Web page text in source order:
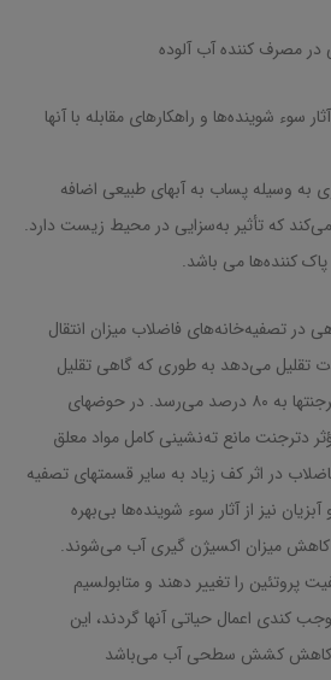
سوء شوینده‌ها و راهکارهای مقابله با آنها
به وسیله پساب به آبهای طبیعی اضافه
که تأثیر به‌سزایی در محیط زیست دارد.
کننده‌ها می باشد.
تصفیه‌خانه‌های فاضلاب میزان انتقال
تقلیل می‌دهد به طوری که گاهی تقلیل
راندمان تصفیه در اثر کف دترجنتها به ۸۰ درصد می‌رسد. در حوضهای
دترجنت مانع ته‌نشینی کامل مواد معلق
در اثر کف زیاد به سایر قسمتهای تصفیه
نیز از آثار سوء شوینده‌ها بی‌بهره
کاهش میزان اکسیژن گیری آب می‌شوند.
پروتئین را تغییر دهند و متابولسیم
کندی اعمال حیاتی آنها گردند، این
در کاهش کشش سطحی آب می‌باشد